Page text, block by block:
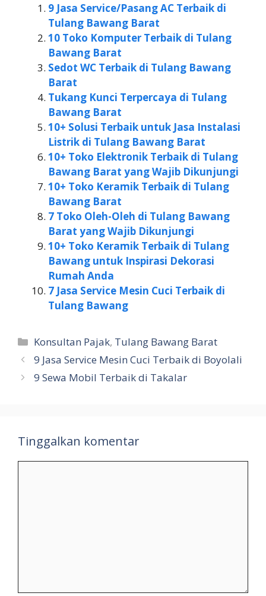
9 Jasa Service/Pasang AC Terbaik di
Tulang Bawang Barat
10 Toko Komputer Terbaik di Tulang
Bawang Barat
Sedot WC Terbaik di Tulang Bawang
Barat
Tukang Kunci Terpercaya di Tulang
Bawang Barat
10+ Solusi Terbaik untuk Jasa Instalasi
Listrik di Tulang Bawang Barat
10+ Toko Elektronik Terbaik di Tulang
Bawang Barat yang Wajib Dikunjungi
10+ Toko Keramik Terbaik di Tulang
Bawang Barat
7 Toko Oleh-Oleh di Tulang Bawang
Barat yang Wajib Dikunjungi
10+ Toko Keramik Terbaik di Tulang
Bawang untuk Inspirasi Dekorasi
Rumah Anda
7 Jasa Service Mesin Cuci Terbaik di
Tulang Bawang
Kategori
Konsultan Pajak, Tulang Bawang Barat
9 Jasa Service Mesin Cuci Terbaik di Boyolali
9 Sewa Mobil Terbaik di Takalar
Tinggalkan komentar